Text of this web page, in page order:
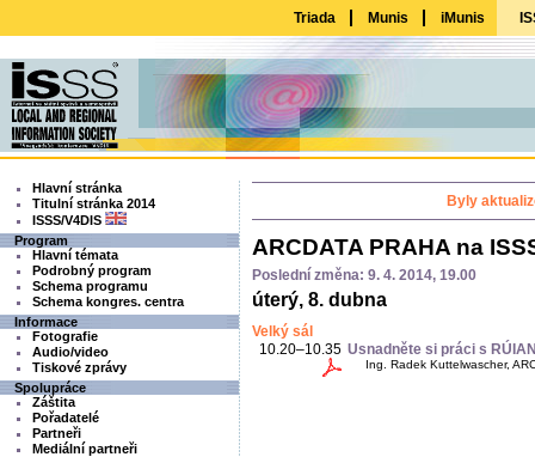
Triada Munis iMunis
Hlavní stránka
Titulní stránka 2014
ISSS/V4DIS
Program
Hlavní témata
Podrobný program
Schema programu
Schema kongres. centra
Informace
Fotografie
Audio/video
Tiskové zprávy
Spolupráce
Záštita
Pořadatelé
Partneři
Mediální partneři
Byly
ARCDATA PRAHA na
Poslední změna: 9. 4. 2014, 19.00
úterý, 8. dubna
Velký sál
10.20–10.35 Usnadněte si práci s
Ing. Radek Kuttelwascher,